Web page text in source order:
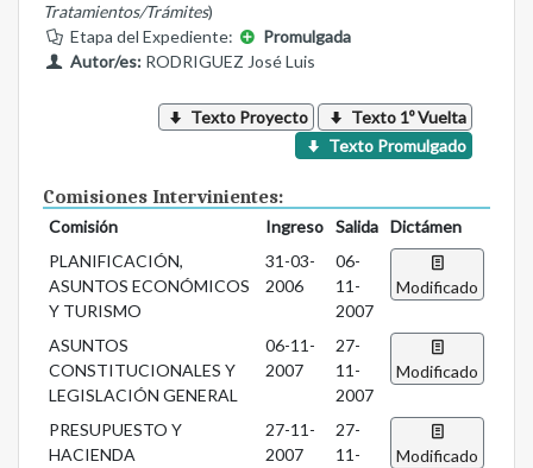
Tratamientos/Trámites)
Etapa del Expediente:
Promulgada
Autor/es:RODRIGUEZ José Luis
Texto Proyecto
Texto 1º Vuelta
Texto Promulgado
Comisiones Intervinientes:
Comisión Ingreso Salida
Dictámen
PLANIFICACIÓN,
ASUNTOS ECONÓMICOS
Y TURISMO
31-03-
2006
06-
11-
2007
Modificado
ASUNTOS
CONSTITUCIONALES Y
LEGISLACIÓN GENERAL
06-11-
2007
27-
11-
2007
Modificado
PRESUPUESTO Y
HACIENDA
27-11-
2007
27-
11-
Modificado